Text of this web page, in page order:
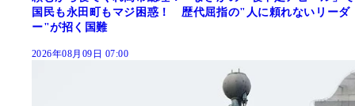
国民も永田町もマジ困惑！ 歴代屈指の"人に頼れないリーダ
ー"が招く国難
2026年08月09日 07:00